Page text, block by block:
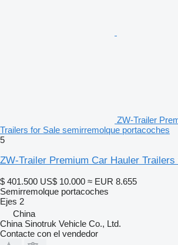
ZW-Trailer
Trailers for Sale semirremolque portacoches
5
ZW-Trailer Premium Car Hauler Trailers
$ 401.500 US$ 10.000 ≈ EUR 8.655
Semirremolque portacoches
Ejes 2
China
China Sinotruk Vehicle Co., Ltd.
Contacte con el vendedor